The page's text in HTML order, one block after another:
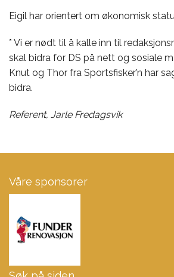
Eigil har orientert om økonomisk
* Vi er nødt til å kalle inn til
skal bidra for DS på nett og sosiale
Knut og Thor fra Sportsfisker’n har
bidra.
Referent, Jarle Fredagsvik
Våre sponsorer